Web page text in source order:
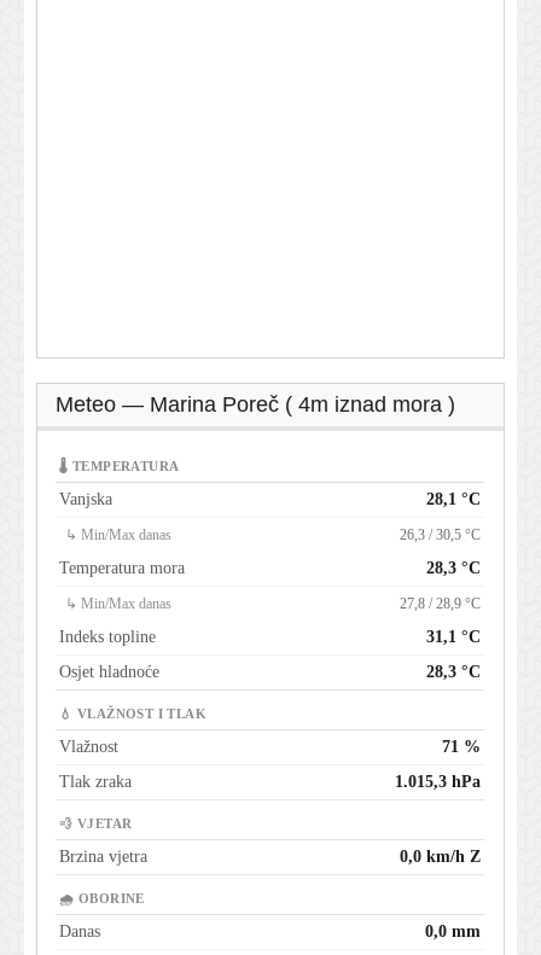
Meteo — Marina Poreč ( 4m iznad mora )
🌡 TEMPERATURA
Vanjska 28,1 °C
↳ Min/Max danas 26,3 / 30,5 °C
Temperatura mora 28,3 °C
↳ Min/Max danas 27,8 / 28,9 °C
Indeks topline
31,1 °C
Osjet hladnoće
28,3 °C
💧 VLAŽNOST I TLAK
Vlažnost
71 %
Tlak zraka
1.015,3 hPa
💨 VJETAR
Brzina vjetra 0,0 km/h Z
🌧 OBORINE
Danas
0,0 mm